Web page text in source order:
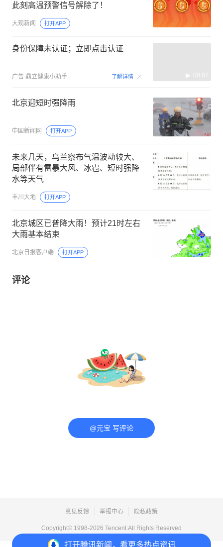
打开腾讯新闻，看更多热点资讯
此刻高温预警信号解除了！
大观新闻 打开APP
身份保障未认证；立即点击认证
广告 鼎立健康小助手 了解详情 00:07
北京迎短时强降雨
中国新闻网 打开APP
未来几天，乌兰察布气温波动较大、
局部伴有雷暴大风、冰雹、短时强降
水等天气
丰川大地 打开APP
北京城区已普降大雨！预计21时左右
大雨基本结束
北京日报客户端 打开APP
评论
@元宝 写评论
意见反馈 举报中心 隐私政策
Copyright© 1998-2026 Tencent.All Rights Reserved